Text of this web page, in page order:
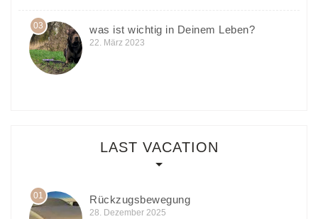
03 was ist wichtig in Deinem Leben?
22. März 2023
LAST VACATION
01 Rückzugsbewegung
28. Dezember 2025